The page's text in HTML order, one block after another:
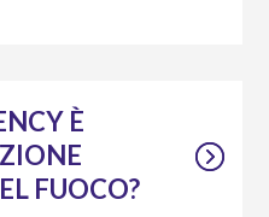
È
FUOCO?